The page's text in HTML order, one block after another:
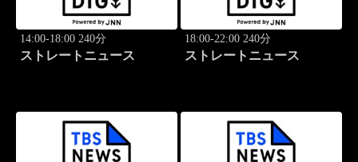
14:00-18:00 240分
ストレートニュース
18:00-22:00 240分
ストレートニュース